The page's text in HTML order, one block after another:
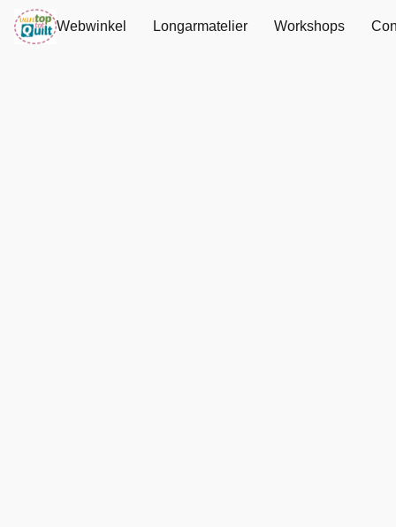
Webwinkel Longarmatelier Workshops